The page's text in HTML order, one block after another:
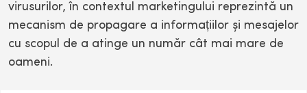
virusurilor, în contextul marketingului reprezintă un
mecanism de propagare a informațiilor și mesajelor
cu scopul de a atinge un număr cât mai mare de
oameni.